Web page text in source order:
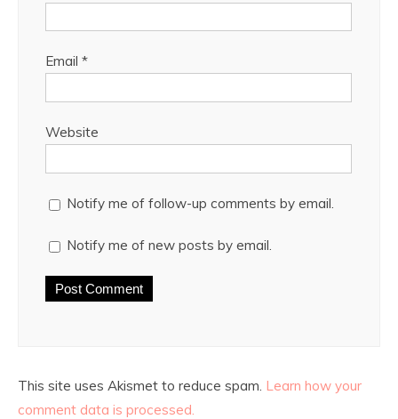
Email *
Website
Notify me of follow-up comments by email.
Notify me of new posts by email.
This site uses Akismet to reduce spam. Learn how your
comment data is processed.